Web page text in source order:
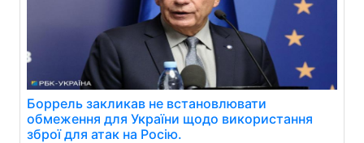
Боррель закликав не встановлювати
обмеження для України щодо використання
зброї для атак на Росію.